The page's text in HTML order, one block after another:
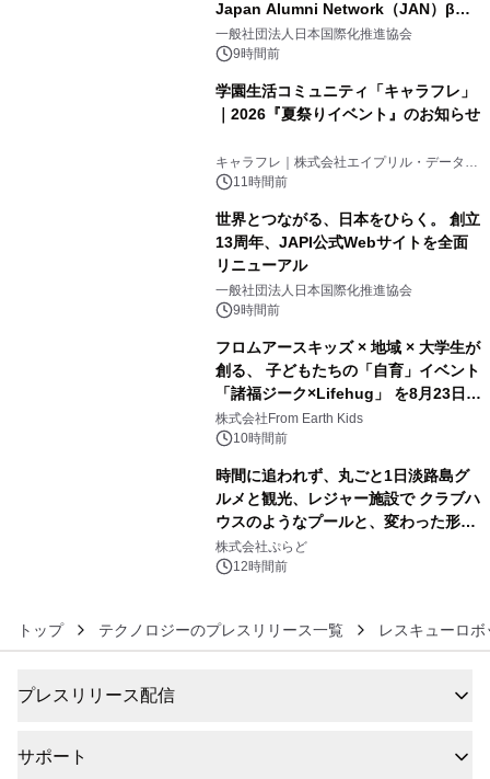
Japan Alumni Network（JAN）β版
をリリース
一般社団法人日本国際化推進協会
9時間前
学園生活コミュニティ「キャラフレ」
｜2026『夏祭りイベント』のお知らせ
キャラフレ｜株式会社エイプリル・データ・
デザインズ
11時間前
世界とつながる、日本をひらく。 創立
13周年、JAPI公式Webサイトを全面
リニューアル
一般社団法人日本国際化推進協会
9時間前
フロムアースキッズ × 地域 × 大学生が
創る、 子どもたちの「自育」イベント
「諸福ジーク×Lifehug」 を8月23日
(日)開催
株式会社From Earth Kids
10時間前
時間に追われず、丸ごと1日淡路島グ
ルメと観光、レジャー施設で クラブハ
ウスのようなプールと、変わった形の
サウナも 「THE BOXY AWAJI」のお
得な素泊まり連泊プランで
株式会社ぷらど
12時間前
トップ テクノロジーのプレスリリース一覧 レスキューロ
プレスリリース配信
サポート